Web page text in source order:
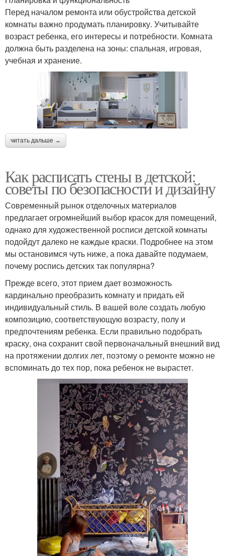
Перед началом ремонта или обустройства детской
комнаты важно продумать планировку. Учитывайте
возраст ребенка, его интересы и потребности. Комната
должна быть разделена на зоны: спальная, игровая,
учебная и хранение.
читать дальше →
Как расписать стены в детской:
советы по безопасности и дизайну
Современный рынок отделочных материалов
предлагает огромнейший выбор красок для помещений,
однако для художественной росписи детской комнаты
подойдут далеко не каждые краски. Подробнее на этом
мы остановимся чуть ниже, а пока давайте подумаем,
почему роспись детских так популярна?
Прежде всего, этот прием дает возможность
кардинально преобразить комнату и придать ей
индивидуальный стиль. В вашей воле создать любую
композицию, соответствующую возрасту, полу и
предпочтениям ребенка. Если правильно подобрать
краску, она сохранит свой первоначальный внешний вид
на протяжении долгих лет, поэтому о ремонте можно не
вспоминать до тех пор, пока ребенок не вырастет.